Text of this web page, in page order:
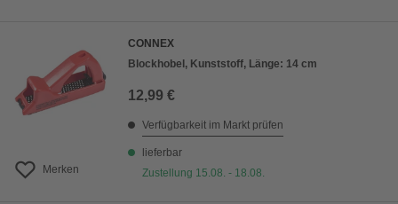
Merken
CONNEX
Blockhobel, Kunststoff, Länge: 14 cm
12,99 €
Verfügbarkeit im Markt prüfen
lieferbar
Zustellung 15.08. - 18.08.